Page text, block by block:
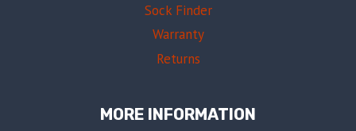
Sock Finder
Warranty
Returns
MORE INFORMATION